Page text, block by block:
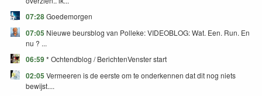
07:28Goedemorgen
07:05 Nieuwe beursblog van Polleke: VIDEOBLOG: Wat. Een. Run. En
nu ? ...
06:59* Ochtendblog / BerichtenVenster start
02:05 Vermeeren is de eerste om te onderkennen dat dit nog niets
bewijst....